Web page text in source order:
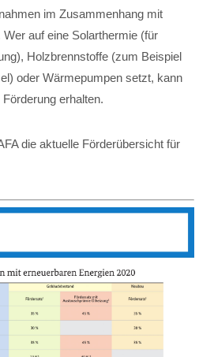
im Zusammenhang mit
auf eine Solarthermie (für
Holzbrennstoffe (zum Beispiel
oder Wärmepumpen setzt, kann
erhalten.
die aktuelle Förderübersicht für